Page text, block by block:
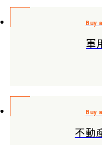
軍
不動